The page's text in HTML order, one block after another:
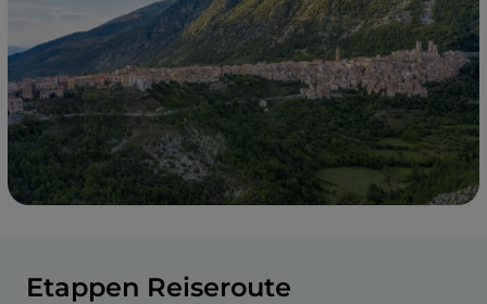
Etappen Reiseroute